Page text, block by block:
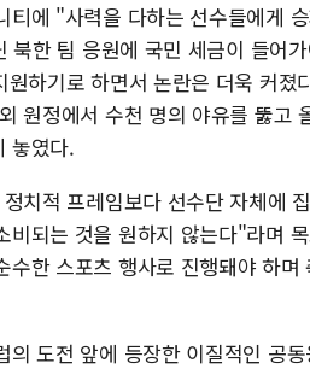
티에 "사력을 다하는 선수들에게
북한 팀 응원에 국민 세금이 들어
하기로 하면서 논란은 더욱 커졌
원정에서 수천 명의 야유를 뚫고
놓였다.
치적 프레임보다 선수단 자체에
비되는 것을 원하지 않는다"라며
수한 스포츠 행사로 진행돼야 하
의 도전 앞에 등장한 이질적인 공